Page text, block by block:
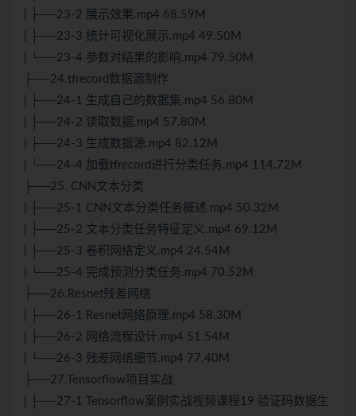
| ├──23-2 展示效果.mp4 68.59M
| ├──23-3 统计可视化展示.mp4 49.50M
| └──23-4 参数对结果的影响.mp4 79.50M
├──24.tfrecord数据源制作
| ├──24-1 生成自己的数据集.mp4 56.80M
| ├──24-2 读取数据.mp4 57.80M
| ├──24-3 生成数据源.mp4 82.12M
| └──24-4 加载tfrecord进行分类任务.mp4 114.72M
├──25. CNN文本分类
| ├──25-1 CNN文本分类任务概述.mp4 50.32M
| ├──25-2 文本分类任务特征定义.mp4 69.12M
| ├──25-3 卷积网络定义.mp4 24.54M
| └──25-4 完成预测分类任务.mp4 70.52M
├──26.Resnet残差网络
| ├──26-1 Resnet网络原理.mp4 58.30M
| ├──26-2 网络流程设计.mp4 51.54M
| └──26-3 残差网络细节.mp4 77.40M
├──27.Tensorflow项目实战
| ├──27-1 Tensorflow案例实战视频课程19 验证码数据生